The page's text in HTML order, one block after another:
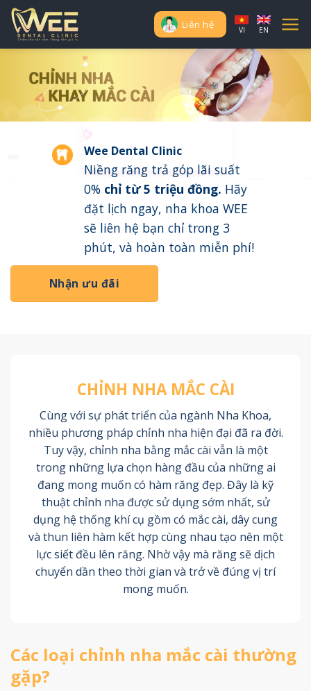
Skip
content
Liên hệ VI EN
Wee Dental Clinic
Niềng răng trả góp lãi suất
0% chỉ từ 5 triệu đồng. Hãy
đặt lịch ngay, nha khoa WEE
sẽ liên hệ bạn chỉ trong 3
phút, và hoàn toàn miễn phí!
Nhận ưu đãi
CHỈNH NHA MẮC CÀI
Cùng với sự phát triển của ngành Nha Khoa,
nhiều phương pháp chỉnh nha hiện đại đã ra đời.
Tuy vậy, chỉnh nha bằng mắc cài vẫn là một
trong những lựa chọn hàng đầu của những ai
đang mong muốn có hàm răng đẹp. Đây là kỹ
thuật chỉnh nha được sử dụng sớm nhất, sử
dụng hệ thống khí cụ gồm có mắc cài, dây cung
và thun liên hàm kết hợp cùng nhau tạo nên một
lực siết đều lên răng. Nhờ vậy mà răng sẽ dịch
chuyển dần theo thời gian và trở về đúng vị trí
mong muốn.
Các loại chỉnh nha mắc cài thường
gặp?